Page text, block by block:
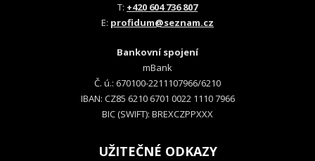
T: +420 604 736 807
E: profidum@seznam.cz
Bankovní spojení
mBank
Č. ú.: 670100-2211107966/6210
IBAN: CZ85 6210 6701 0022 1110 7966
BIC (SWIFT): BREXCZPPXXX
UŽITEČNÉ ODKAZY